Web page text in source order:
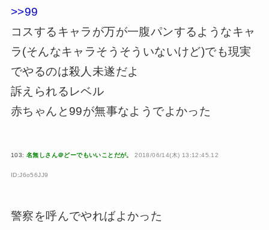
>>99
コスするキャラが万が一腹パンするようなキャ
ラ(そんなキャラそうそういないけど)でも現実
でやるのは殺人未遂だよ
訴えられるレベル
赤ちゃんと99が無事なようでよかった
103: 名無しさん＠どーでもいいことだが。 2018/06/14(木) 13:12:45.12
ID:J6o56JJ9
警察を呼んでやればよかった